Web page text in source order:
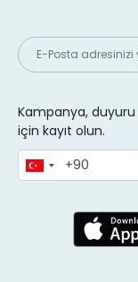
Kampanya,
için kayıt olun.